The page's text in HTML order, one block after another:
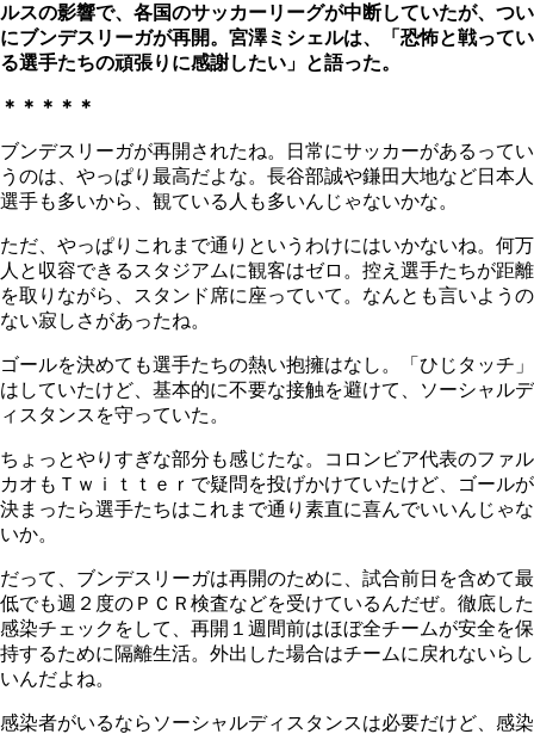
ルスの影響で、各国のサッカーリーグが中断していたが、つい
にブンデスリーガが再開。宮澤ミシェルは、「恐怖と戦ってい
る選手たちの頑張りに感謝したい」と語った。
＊＊＊＊＊
ブンデスリーガが再開されたね。日常にサッカーがあるってい
うのは、やっぱり最高だよな。長谷部誠や鎌田大地など日本人
選手も多いから、観ている人も多いんじゃないかな。
ただ、やっぱりこれまで通りというわけにはいかないね。何万
人と収容できるスタジアムに観客はゼロ。控え選手たちが距離
を取りながら、スタンド席に座っていて。なんとも言いようの
ない寂しさがあったね。
ゴールを決めても選手たちの熱い抱擁はなし。「ひじタッチ」
はしていたけど、基本的に不要な接触を避けて、ソーシャルデ
ィスタンスを守っていた。
ちょっとやりすぎな部分も感じたな。コロンビア代表のファル
カオもＴｗｉｔｔｅｒで疑問を投げかけていたけど、ゴールが
決まったら選手たちはこれまで通り素直に喜んでいいんじゃな
いか。
だって、ブンデスリーガは再開のために、試合前日を含めて最
低でも週２度のＰＣＲ検査などを受けているんだぜ。徹底した
感染チェックをして、再開１週間前はほぼ全チームが安全を保
持するために隔離生活。外出した場合はチームに戻れないらし
いんだよね。
感染者がいるならソーシャルディスタンスは必要だけど、感染